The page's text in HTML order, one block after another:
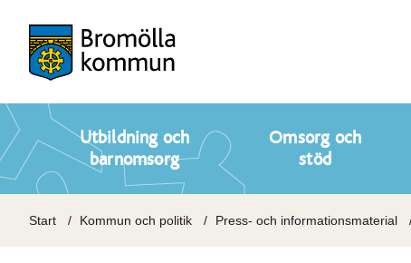
Utbildning och
barnomsorg
Omsorg och
stöd
Start Kommun och politik Press- och informationsmaterial